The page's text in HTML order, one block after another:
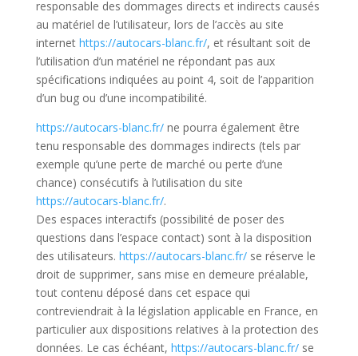
responsable des dommages directs et indirects causés
au matériel de l’utilisateur, lors de l’accès au site
internet https://autocars-blanc.fr/, et résultant soit de
l’utilisation d’un matériel ne répondant pas aux
spécifications indiquées au point 4, soit de l’apparition
d’un bug ou d’une incompatibilité.
https://autocars-blanc.fr/ne pourra également être
tenu responsable des dommages indirects (tels par
exemple qu’une perte de marché ou perte d’une
chance) consécutifs à l’utilisation du site
https://autocars-blanc.fr/.
Des espaces interactifs (possibilité de poser des
questions dans l’espace contact) sont à la disposition
des utilisateurs. https://autocars-blanc.fr/se réserve le
droit de supprimer, sans mise en demeure préalable,
tout contenu déposé dans cet espace qui
contreviendrait à la législation applicable en France, en
particulier aux dispositions relatives à la protection des
données. Le cas échéant, https://autocars-blanc.fr/se